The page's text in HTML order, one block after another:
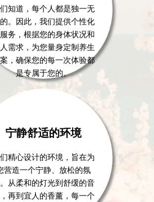
知道，每个人都是独一无
。因此，我们提供个性化
务，根据您的身体状况和
需求，为您量身定制养生
，确保您的每一次体验都
是专属于您的。
宁静舒适的环境
精心设计的环境，旨在为
营造一个宁静、放松的氛
从柔和的灯光到舒缓的音
再到宜人的香薰，每一个